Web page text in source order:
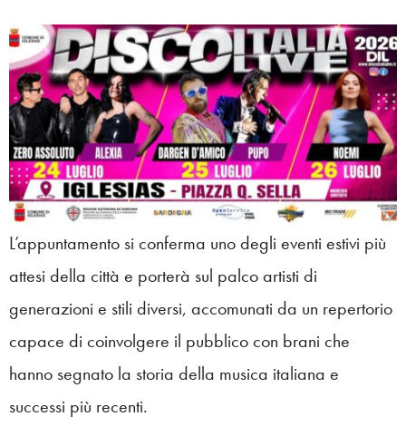
L’appuntamento si conferma uno degli eventi estivi più
attesi della città e porterà sul palco artisti di
generazioni e stili diversi, accomunati da un repertorio
capace di coinvolgere il pubblico con brani che
hanno segnato la storia della musica italiana e
successi più recenti.